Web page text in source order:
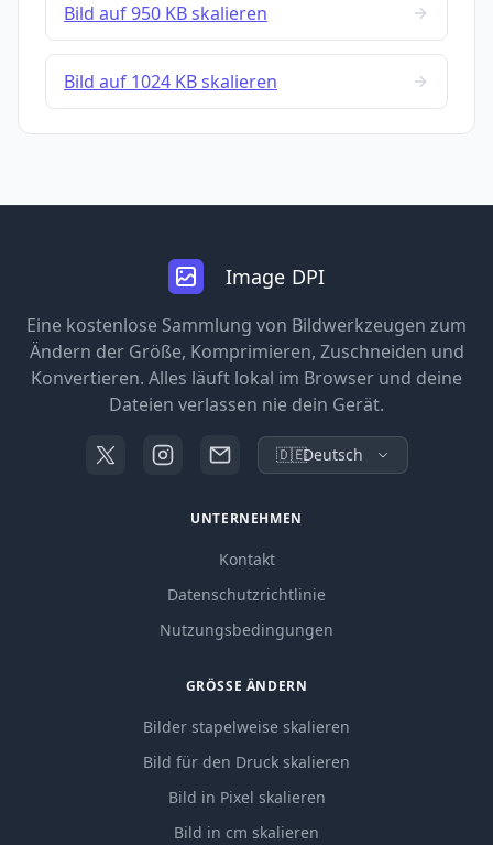
Bild auf 950 KB skalieren
Bild auf 1024 KB skalieren
Image DPI
Eine kostenlose Sammlung von Bildwerkzeugen zum
Ändern der Größe, Komprimieren, Zuschneiden und
Konvertieren. Alles läuft lokal im Browser und deine
Dateien verlassen nie dein Gerät.
🇩🇪Deutsch
UNTERNEHMEN
Kontakt
Datenschutzrichtlinie
Nutzungsbedingungen
GRÖSSE ÄNDERN
Bilder stapelweise skalieren
Bild für den Druck skalieren
Bild in Pixel skalieren
Bild in cm skalieren